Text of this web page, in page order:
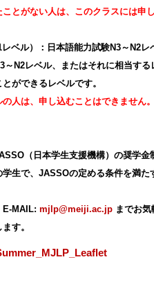
とがない人は、このクラスには申
レベル）：日本語能力試験N3～ N2レ
～ N2レベル、またはそれに相当す
ができるレベルです。
人は、申し込むことはできません。
（日本学生支援機構）の奨学金
生で、 JASSOの定める条件を満た
E-MAIL: mjlp@meiji.ac.jp までお気
す。